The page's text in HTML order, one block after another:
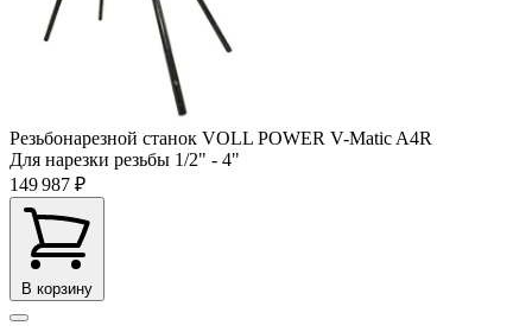
Резьбонарезной станок VOLL POWER V-Matic A4R
Для нарезки резьбы 1/2" - 4"
149 987 ₽
В корзину